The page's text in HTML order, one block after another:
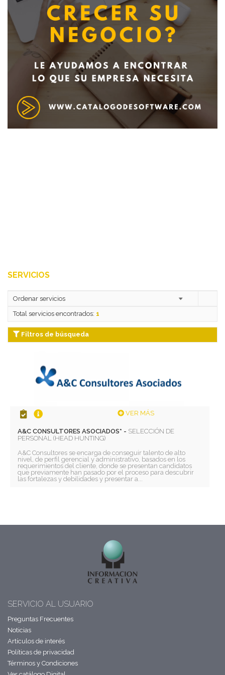
Deseo recibir información de otros Productos /
Servicios similares al solicitado
SERVICIOS
Total servicios encontrados: 1
Filtros de búsqueda
VER MÁS
A&C CONSULTORES ASOCIADOS* - SELECCIÓN DE
PERSONAL (HEAD HUNTING)
A&C Consultores se encarga de conseguir talento de alto
nivel, de perfil gerencial y administrativo, basados en los
requerimientos del cliente, donde se presentan candidatos
que previamente han pasado por el proceso para descubrir
las fortalezas y debilidades y presentar a...
SERVICIO AL USUARIO
Preguntas Frecuentes
Noticias
Artículos de interés
Políticas de privacidad
Términos y Condiciones